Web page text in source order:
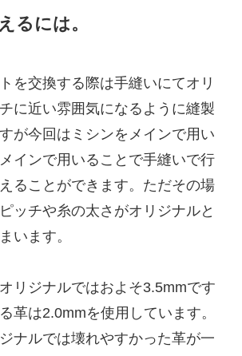
るには。
を交換する際は手縫いにてオリ
に近い雰囲気になるように縫製
が今回はミシンをメインで用い
インで用いることで手縫いで行
ることができます。ただその場
ッチや糸の太さがオリジナルと
います。
リジナルではおよそ3.5mmです
革は2.0mmを使用しています。
ナルでは壊れやすかった革が一